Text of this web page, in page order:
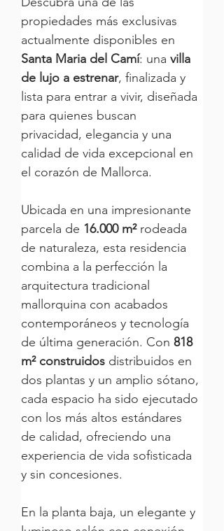
propiedades más exclusivas
actualmente disponibles en
Santa Maria del Camí: una villa
de lujo a estrenar, finalizada y
lista para entrar a vivir, diseñada
para quienes buscan
privacidad, elegancia y una
calidad de vida excepcional en
el corazón de Mallorca.
Ubicada en una impresionante
parcela de 16.000 m² rodeada
de naturaleza, esta residencia
combina a la perfección la
arquitectura tradicional
mallorquina con acabados
contemporáneos y tecnología
de última generación. Con 818
m² construidos distribuidos en
dos plantas y un amplio sótano,
cada espacio ha sido ejecutado
con los más altos estándares
de calidad, ofreciendo una
experiencia de vida sofisticada
y sin concesiones.
En la planta baja, un elegante y